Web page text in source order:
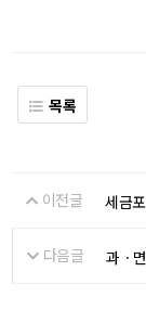
목록
이전글 세금
다음글 과ㆍ